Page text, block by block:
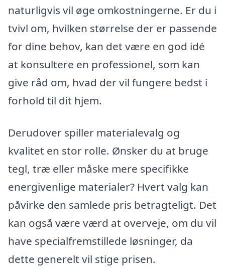
naturligvis vil øge omkostningerne. Er du i
tvivl om, hvilken størrelse der er passende
for dine behov, kan det være en god idé
at konsultere en professionel, som kan
give råd om, hvad der vil fungere bedst i
forhold til dit hjem.
Derudover spiller materialevalg og
kvalitet en stor rolle. Ønsker du at bruge
tegl, træ eller måske mere specifikke
energivenlige materialer? Hvert valg kan
påvirke den samlede pris betragteligt. Det
kan også være værd at overveje, om du vil
have specialfremstillede løsninger, da
dette generelt vil stige prisen.